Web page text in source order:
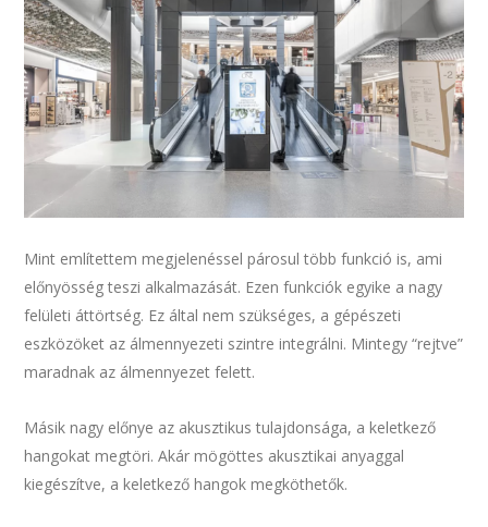
Mint említettem megjelenéssel párosul több funkció is, ami
előnyösség teszi alkalmazását. Ezen funkciók egyike a nagy
felületi áttörtség. Ez által nem szükséges, a gépészeti
eszközöket az álmennyezeti szintre integrálni. Mintegy “rejtve”
maradnak az álmennyezet felett.
Másik nagy előnye az akusztikus tulajdonsága, a keletkező
hangokat megtöri. Akár mögöttes akusztikai anyaggal
kiegészítve, a keletkező hangok megköthetők.